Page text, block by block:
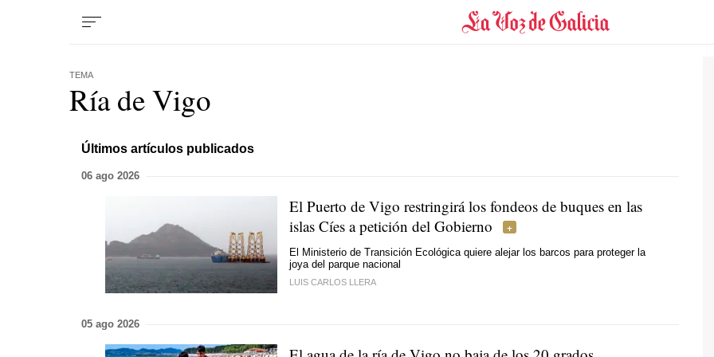
TEMA
Ría de Vigo
Últimos artículos publicados
06 ago 2026
El Puerto de Vigo restringirá los fondeos de buques en las
islas Cíes a petición del Gobierno
El Ministerio de Transición Ecológica quiere alejar los barcos para proteger la
joya del parque nacional
LUIS CARLOS LLERA
05 ago 2026